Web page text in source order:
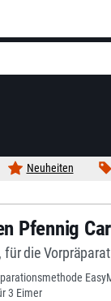
Neuheiten
Pfennig
die
3 Eimer